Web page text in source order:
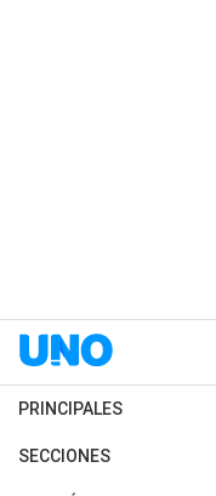
PRINCIPALES
Últimas Noticias
SECCIONES